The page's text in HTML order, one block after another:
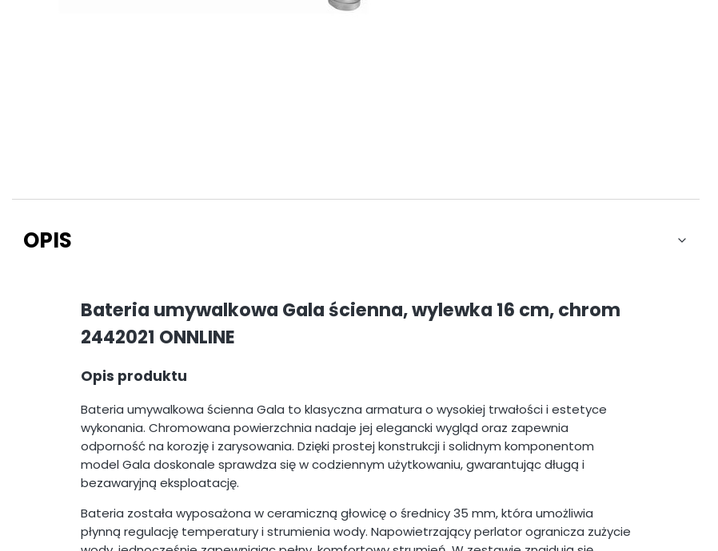
OPIS
Bateria umywalkowa Gala ścienna, wylewka 16 cm, chrom
2442021 ONNLINE
Opis produktu
Bateria umywalkowa ścienna Gala to klasyczna armatura o wysokiej trwałości i estetyce
wykonania. Chromowana powierzchnia nadaje jej elegancki wygląd oraz zapewnia
odporność na korozję i zarysowania. Dzięki prostej konstrukcji i solidnym komponentom
model Gala doskonale sprawdza się w codziennym użytkowaniu, gwarantując długą i
bezawaryjną eksploatację.
Bateria została wyposażona w ceramiczną głowicę o średnicy 35 mm, która umożliwia
płynną regulację temperatury i strumienia wody. Napowietrzający perlator ogranicza zużycie